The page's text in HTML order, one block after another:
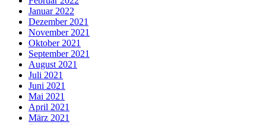
Januar 2022
Dezember 2021
November 2021
Oktober 2021
September 2021
August 2021
Juli 2021
Juni 2021
Mai 2021
April 2021
März 2021